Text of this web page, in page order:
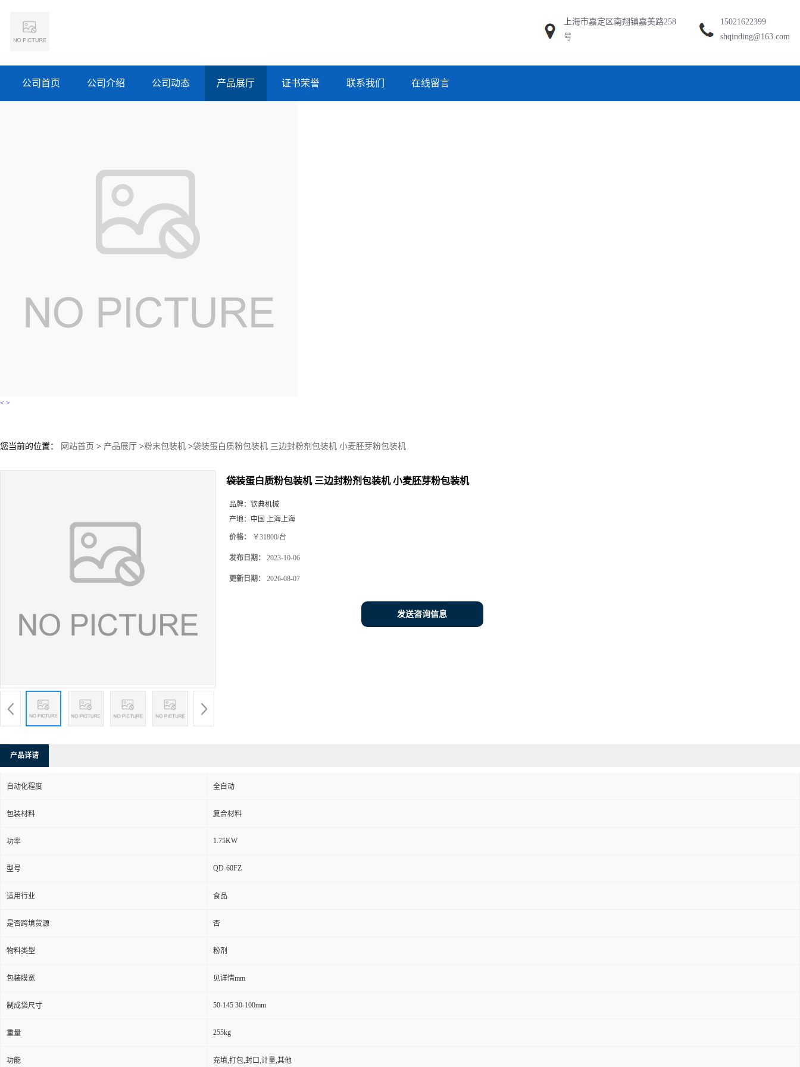
上海市嘉定区南翔镇嘉美路258
号
15021622399
shqinding@163.com
公司首页 公司介绍 公司动态 产品展厅 证书荣誉 联系我们 在线留言
< >
您当前的位置： 网站首页 > 产品展厅 >粉末包装机 >袋装蛋白质粉包装机 三边封粉剂包装机 小麦胚芽粉包装机
袋装蛋白质粉包装机 三边封粉剂包装机 小麦胚芽粉包装机
品牌： 钦典机械
产地： 中国 上海上海
价格： ￥31800/台
发布日期： 2023-10-06
更新日期： 2026-08-07
发送咨询信息
产品详请
自动化程度 全自动
包装材料 复合材料
功率 1.75KW
型号 QD-60FZ
适用行业 食品
是否跨境货源 否
物料类型 粉剂
包装膜宽 见详情mm
制成袋尺寸 50-145 30-100mm
重量 255kg
功能 充填,打包,封口,计量,其他